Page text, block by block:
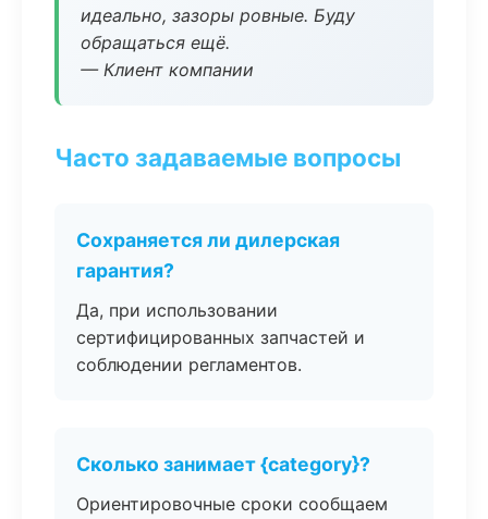
идеально, зазоры ровные. Буду
обращаться ещё.
— Клиент компании
Часто задаваемые вопросы
Сохраняется ли дилерская
гарантия?
Да, при использовании
сертифицированных запчастей и
соблюдении регламентов.
Сколько занимает {category}?
Ориентировочные сроки сообщаем